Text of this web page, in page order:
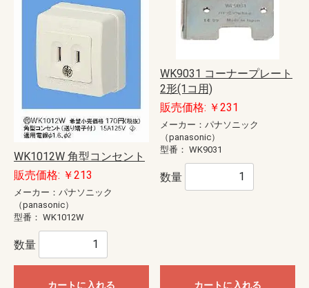
WK1012W 角型コンセント
販売価格: ￥213
メーカー：パナソニック
（panasonic）
型番： WK1012W
数量
カートに入れる
WK9031 コーナープレート
2形(1コ用)
販売価格: ￥231
メーカー：パナソニック
（panasonic）
型番： WK9031
数量
カートに入れる